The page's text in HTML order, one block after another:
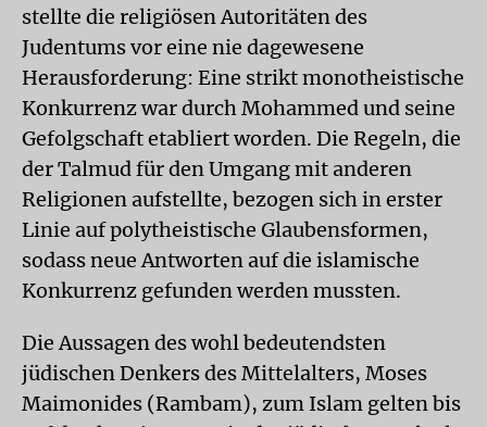
stellte die religiösen Autoritäten des
Judentums vor eine nie dagewesene
Herausforderung: Eine strikt monotheistische
Konkurrenz war durch Mohammed und seine
Gefolgschaft etabliert worden. Die Regeln, die
der Talmud für den Umgang mit anderen
Religionen aufstellte, bezogen sich in erster
Linie auf polytheistische Glaubensformen,
sodass neue Antworten auf die islamische
Konkurrenz gefunden werden mussten.
Die Aussagen des wohl bedeutendsten
jüdischen Denkers des Mittelalters, Moses
Maimonides (Rambam), zum Islam gelten bis